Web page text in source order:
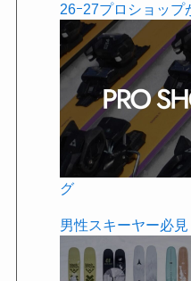
26ｰ27プロショップ
グ
男性スキーヤー必